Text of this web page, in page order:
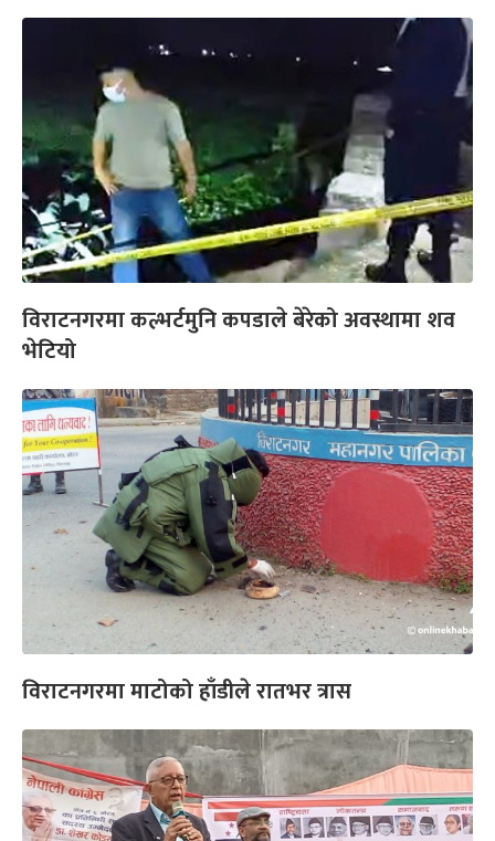
विराटनगरमा कल्भर्टमुनि कपडाले बेरेको अवस्थामा शव
भेटियो
विराटनगरमा माटोको हाँडीले रातभर त्रास